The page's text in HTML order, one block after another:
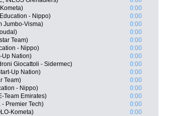
0:00
- Nippo)
0:00
Jumbo-Visma)
0:00
0:00
Team)
0:00
- Nippo)
0:00
Up Nation)
0:00
Giocattoli - Sidermec)
0:00
Up Nation)
0:00
Team)
0:00
- Nippo)
0:00
Team Emirates)
0:00
- Premier Tech)
0:00
Kometa)
0:00